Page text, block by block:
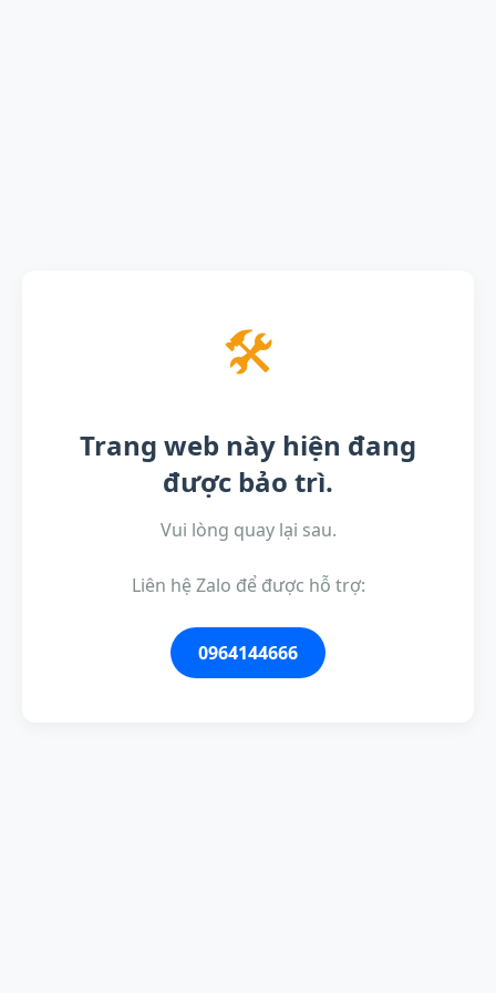
🛠️
Trang web này hiện đang
được bảo trì.
Vui lòng quay lại sau.
Liên hệ Zalo để được hỗ trợ:
0964144666